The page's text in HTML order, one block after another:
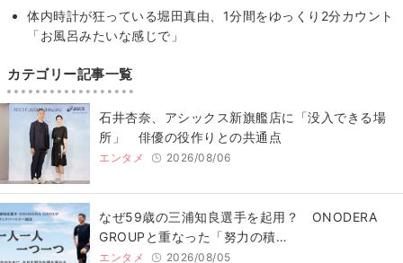
体内時計が狂っている堀田真由、1分間をゆっくり2分カウント
「お風呂みたいな感じで」
カテゴリー記事一覧
石井杏奈、アシックス新旗艦店に「没入できる場
所」 俳優の役作りとの共通点
エンタメ 2026/08/06
なぜ59歳の三浦知良選手を起用？ ONODERA
GROUPと重なった「努力の積…
エンタメ 2026/08/05